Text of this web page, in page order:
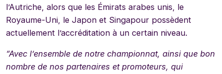
l’Autriche, alors que les Émirats arabes unis, le
Royaume-Uni, le Japon et Singapour possèdent
actuellement l’accréditation à un certain niveau.
“Avec l’ensemble de notre championnat, ainsi que bon
nombre de nos partenaires et promoteurs, qui